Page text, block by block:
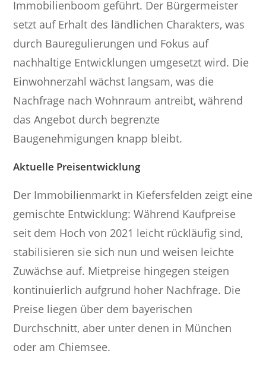
Immobilienboom geführt. Der Bürgermeister
setzt auf Erhalt des ländlichen Charakters, was
durch Bauregulierungen und Fokus auf
nachhaltige Entwicklungen umgesetzt wird. Die
Einwohnerzahl wächst langsam, was die
Nachfrage nach Wohnraum antreibt, während
das Angebot durch begrenzte
Baugenehmigungen knapp bleibt.
Aktuelle Preisentwicklung
Der Immobilienmarkt in Kiefersfelden zeigt eine
gemischte Entwicklung: Während Kaufpreise
seit dem Hoch von 2021 leicht rückläufig sind,
stabilisieren sie sich nun und weisen leichte
Zuwächse auf. Mietpreise hingegen steigen
kontinuierlich aufgrund hoher Nachfrage. Die
Preise liegen über dem bayerischen
Durchschnitt, aber unter denen in München
oder am Chiemsee.